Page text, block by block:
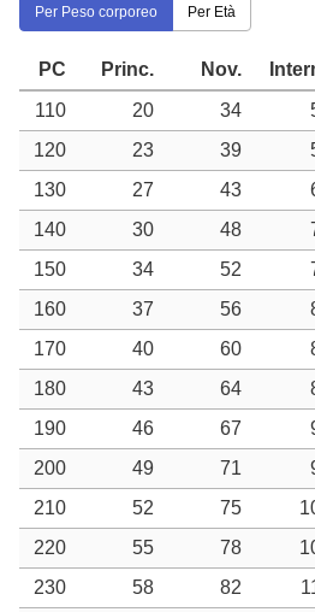
Per Peso corporeo Per Età
PC Princ. Nov.
110
20 34
120
23 39
130
27 43
140
30 48
150
34 52
160
37 56
170
40 60
180
43 64
190
46 67
200
49 71
210
52 75
220
55 78
230
58 82